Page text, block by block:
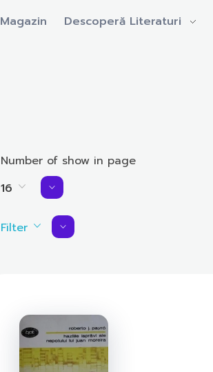
Magazin Descoperă Literaturi
Number of show in page
16
Filter
ISBN-10:
ISBN-13:
Goodreads: